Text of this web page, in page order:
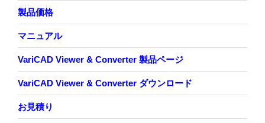
製品価格
マニュアル
VariCAD Viewer & Converter 製品ページ
VariCAD Viewer & Converter ダウンロード
お見積り